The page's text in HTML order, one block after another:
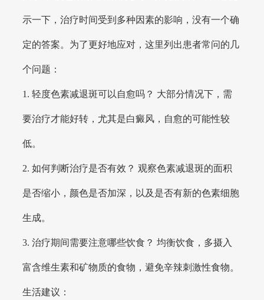
示一下，治疗时间受到多种因素的影响，没有一个确
定的答案。为了更好地应对，这里列出患者常问的几
个问题：
1. 轻度色素减退斑可以自愈吗？ 大部分情况下，需
要治疗才能好转，尤其是白癜风，自愈的可能性较
低。
2. 如何判断治疗是否有效？ 观察色素减退斑的面积
是否缩小，颜色是否加深，以及是否有新的色素细胞
生成。
3. 治疗期间需要注意哪些饮食？ 均衡饮食，多摄入
富含维生素和矿物质的食物，避免辛辣刺激性食物。
生活建议：